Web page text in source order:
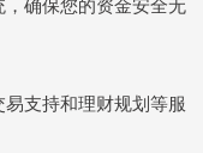
支持和理财规划等服